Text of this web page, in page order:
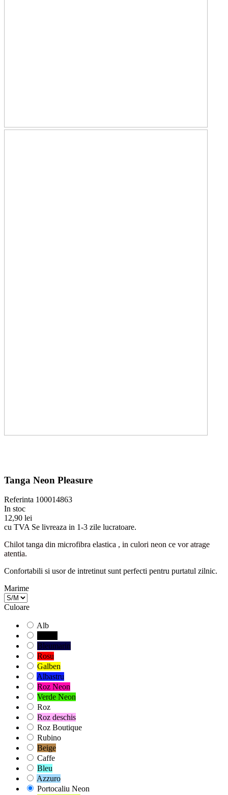
Tanga Neon Pleasure
Referinta 100014863
In stoc
12,90 lei
cu TVA Se livreaza in 1-3 zile lucratoare.
Chilot tanga din microfibra elastica , in culori neon ce vor atrage
atentia.
Confortabili si usor de intretinut sunt perfecti pentru purtatul zilnic.
Marime
Culoare
Alb
Bleumarin
Rosu
Galben
Albastru
Roz Neon
Verde Neon
Roz
Roz deschis
Roz Boutique
Rubino
Beige
Caffe
Bleu
Azzuro
Portocaliu Neon